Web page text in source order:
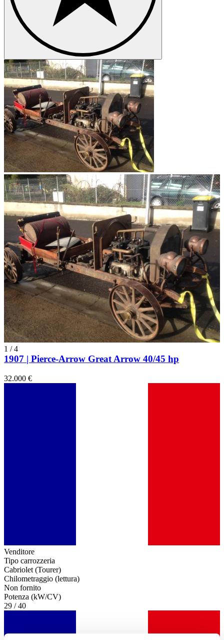
1 /4
1907 | Pierce-Arrow Great Arrow 40/45 hp
32.000 €
Venditore
Tipo carrozzeria
Cabriolet (Tourer)
Chilometraggio (lettura)
Non fornito
Potenza (kW/CV)
29 / 40